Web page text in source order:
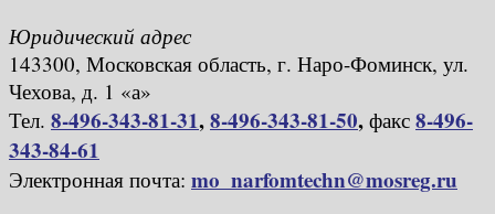
Юридический адрес
143300, Московская область, г. Наро-Фоминск, ул.
Чехова, д. 1 «а»
Тел. 8-496-343-81-31,8-496-343-81-50, факс 8-496-
343-84-61
Электронная почта: mo_narfomtechn@mosreg.ru